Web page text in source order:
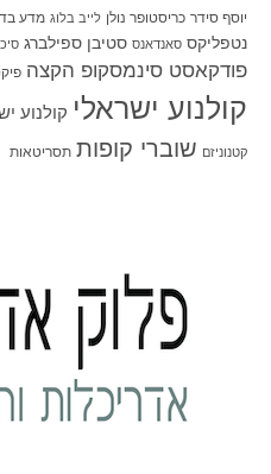
יוסף סידר כריסטופר נולן לייב בלוג מדע
נטפליקס סאנדאנס סטיבן ספילברג
פודקאסט סינמסקופ הקצה
קולנוע ישראלי קולנוע
קטנוניזם שוברי קופות תסריטאות